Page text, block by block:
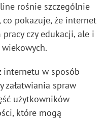
rośnie szczególnie
pokazuje, że internet
czy edukacji, ale i
internetu w sposób
załatwiania spraw
użytkowników
które mogą